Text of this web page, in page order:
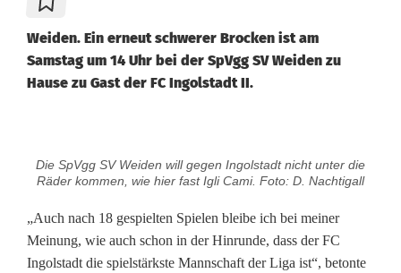
Weiden. Ein erneut schwerer Brocken ist am
Samstag um 14 Uhr bei der SpVgg SV Weiden zu
Hause zu Gast der FC Ingolstadt II.
a
y
e
Die SpVgg SV Weiden will gegen Ingolstadt nicht unter die
Räder kommen, wie hier fast Igli Cami. Foto: D. Nachtigall
„Auch nach 18 gespielten Spielen bleibe ich bei meiner
Meinung, wie auch schon in der Hinrunde, dass der FC
Ingolstadt die spielstärkste Mannschaft der Liga ist“, betonte